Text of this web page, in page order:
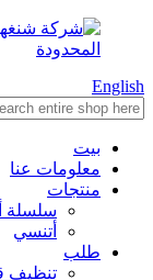
English
بيت
معلومات عنا
منتجات
سلسلة
أتنسي
طلب
تنظيف